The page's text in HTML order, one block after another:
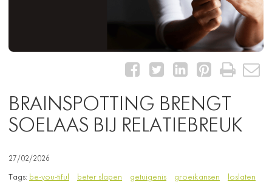
BRAINSPOTTING BRENGT
SOELAAS BIJ RELATIEBREUK
27/02/2026
Tags: be-you-tiful beter slapen getuigenis groeikansen
loslaten